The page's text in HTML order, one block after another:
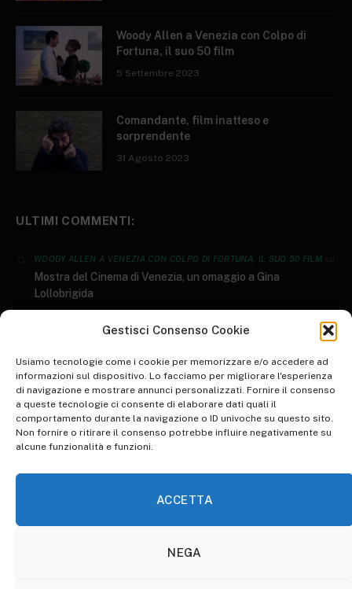
Gestisci Consenso Cookie
Usiamo tecnologie come i cookie per memorizzare e/o accedere ad
informazioni sul dispositivo. Lo facciamo per migliorare l'esperienza
di navigazione e mostrare annunci personalizzati. Fornire il consenso
a queste tecnologie ci consente di elaborare dati quali il
comportamento durante la navigazione o ID univoche su questo sito.
Non fornire o ritirare il consenso potrebbe influire negativamente su
alcune funzionalità e funzioni.
ACCETTA
NEGA
Woody Allen a Venezia con Colpo di
Fortuna, il suo 50 film
5 Settembre 2023
Comandante, film inatteso e
sorprendente
31 Agosto 2023
ULTIMI COMMENTI:
WOODY ALLEN A VENEZIA CON COLPO DI FORTUNA, IL SUO 50 FILM
Mostra del Cinema di Venezia, un omaggio a Gina
Lollobrigida
GENERI LETTERARI: AL SALONE DEL LIBRO ARRIVANO I DATI AIE 2023
I 10 libri più letti del 2022
WORLD ART DAY: RIFLESSIONE SULLO STATO DELL'ARTEsu
Inspire Your Heart with Art Day, una giornata d’arte
su
Guillermo Del Toro: la recensione​